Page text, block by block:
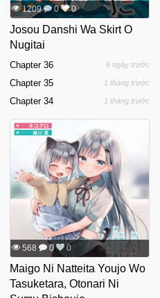
1209 0 0
Josou Danshi Wa Skirt O
Nugitai
Chapter 36 6 ngày trước
Chapter 35 1 tháng trước
Chapter 34 1 tháng trước
568 0 0
Maigo Ni Natteita Youjo Wo
Tasuketara, Otonari Ni